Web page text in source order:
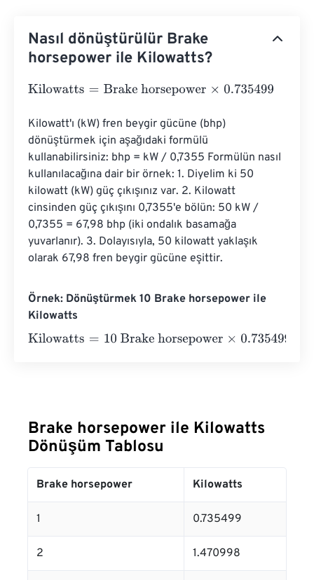
Nasıl dönüştürülür Brake
horsepower ile Kilowatts?
Kilowatts=Brake horsepower×0.735499
Kilowatt'ı (kW) fren beygir gücüne (bhp)
dönüştürmek için aşağıdaki formülü
kullanabilirsiniz: bhp = kW / 0,7355 Formülün nasıl
kullanılacağına dair bir örnek: 1. Diyelim ki 50
kilowatt (kW) güç çıkışınız var. 2. Kilowatt
cinsinden güç çıkışını 0,7355'e bölün: 50 kW /
0,7355 = 67,98 bhp (iki ondalık basamağa
yuvarlanır). 3. Dolayısıyla, 50 kilowatt yaklaşık
olarak 67,98 fren beygir gücüne eşittir.
Örnek: Dönüştürmek 10 Brake horsepower ile
Kilowatts
Kilowatts=10 Brake horsepower×0.735499=7.35499
Brake horsepower ile Kilowatts
Dönüşüm Tablosu
Brake horsepower Kilowatts
1 0.735499
2 1.470998